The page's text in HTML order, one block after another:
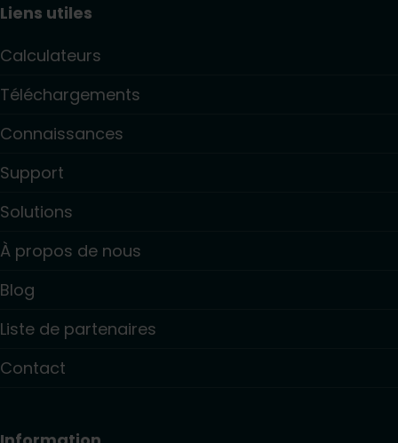
Liens utiles
Calculateurs
Téléchargements
Connaissances
Support
Solutions
À propos de nous
Blog
Liste de partenaires
Contact